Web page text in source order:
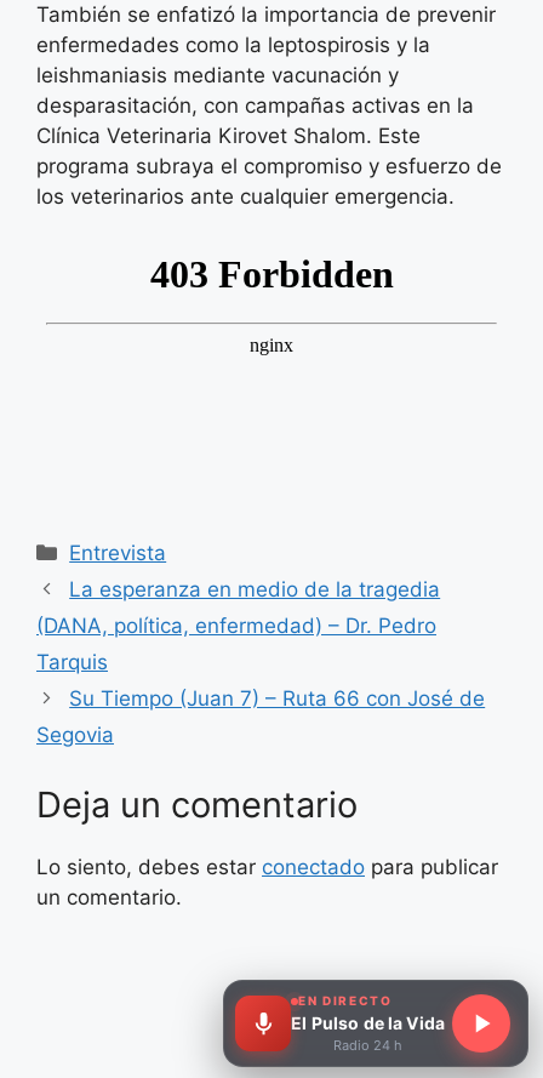
EN DIRECTO
El Pulso de la Vida
Radio 24 h
También se enfatizó la importancia de prevenir
enfermedades como la leptospirosis y la
leishmaniasis mediante vacunación y
desparasitación, con campañas activas en la
Clínica Veterinaria Kirovet Shalom. Este
programa subraya el compromiso y esfuerzo de
los veterinarios ante cualquier emergencia.
Categorías
Entrevista
La esperanza en medio de la tragedia
(DANA, política, enfermedad) – Dr. Pedro
Tarquis
Su Tiempo (Juan 7) – Ruta 66 con José de
Segovia
Deja un comentario
Lo siento, debes estar conectado para publicar
un comentario.